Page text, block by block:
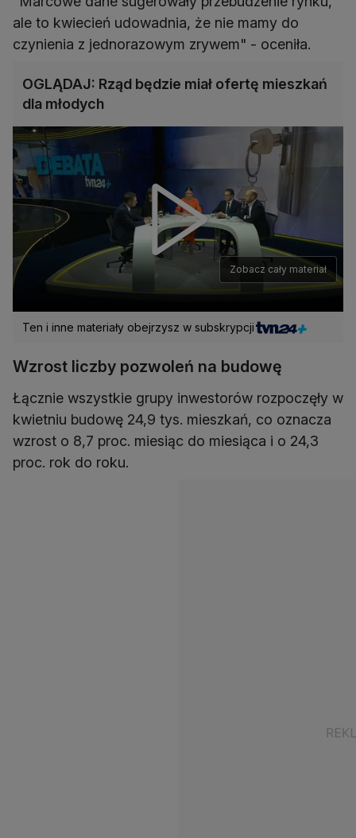
ale to kwiecień udowadnia, że nie mamy do
czynienia z jednorazowym zrywem" - oceniła.
OGLĄDAJ: Rząd będzie miał ofertę mieszkań
dla młodych
Zobacz cały materiał
Ten i inne materiały obejrzysz w subskrypcji
Wzrost liczby pozwoleń na budowę
Łącznie wszystkie grupy inwestorów rozpoczęły w
kwietniu budowę 24,9 tys. mieszkań, co oznacza
wzrost o 8,7 proc. miesiąc do miesiąca i o 24,3
proc. rok do roku.